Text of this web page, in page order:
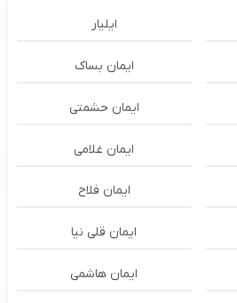
ایلیار
ایمان بساک
ایمان حشمتی
ایمان غلامی
ایمان فلاح
ایمان قلی نیا
ایمان هاشمی